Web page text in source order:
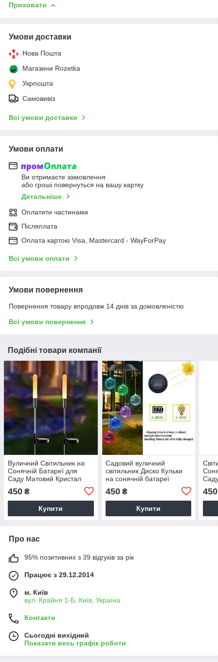
Приховати
Умови доставки
Нова Пошта
Магазини Rozetka
Укрпошта
Самовивіз
Всі умови доставки
Умови оплати
Ви отримаєте замовлення
або гроші повернуться на вашу картку
Детальніше
Оплатити частинами
Післяплата
Оплата картою Visa, Mastercard - WayForPay
Всі умови оплати
Умови повернення
Повернення товару впродовж 14 днів за домовленістю
Всі умови повернення
Подібні товари компанії
Вуличний Світильник на
Сонячній Батареї для
Саду Матовий Кристал
450 ₴
Купити
Садовий вуличний
світильник Диско Кульки
на сонячній батареї
450₴
Купити
450
Про нас
95% позитивних з 39 відгуків за рік
Працює з 29.12.2014
м. Київ
вул. Крайня 1-Б, Київ, Україна
Контакти
Сьогодні вихідний
Показати весь графік роботи